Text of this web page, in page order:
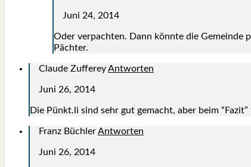
Juni 24, 2014
Oder ver­pach­ten. Dann könn­te die Gemein­de
Päch­ter.
Claude ZuffereyAntworten
Juni 26, 2014
Die Pünkt.li sind sehr gut gemacht, aber beim
Franz BüchlerAntworten
Juni 26, 2014